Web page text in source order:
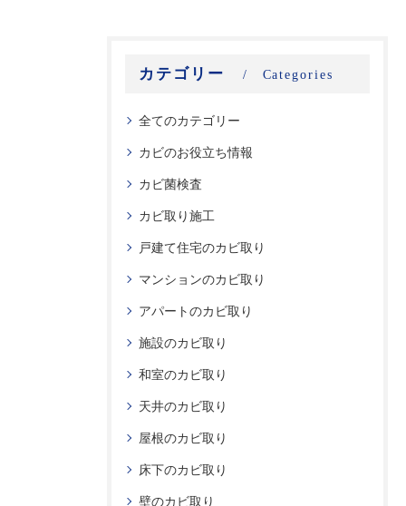
カテゴリー Categories
全てのカテゴリー
カビのお役立ち情報
カビ菌検査
カビ取り施工
戸建て住宅のカビ取り
マンションのカビ取り
アパートのカビ取り
施設のカビ取り
和室のカビ取り
天井のカビ取り
屋根のカビ取り
床下のカビ取り
壁のカビ取り